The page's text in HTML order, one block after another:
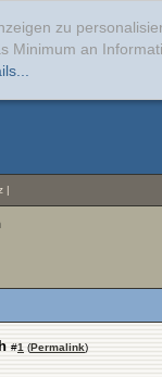
zu
Minimum an
|
#1 (Permalink)